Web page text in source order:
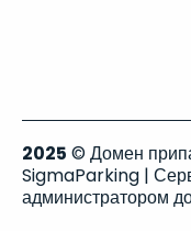
2025 © Домен
SigmaParking |
администратором